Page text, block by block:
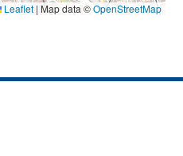
Leaflet | Map data ©OpenStreetMap